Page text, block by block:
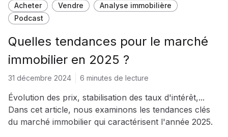
Acheter Vendre
Analyse immobilière
Podcast
Quelles tendances pour le marché
immobilier en 2025 ?
31 décembre 2024 6 minutes de lecture
Évolution des prix, stabilisation des taux d'intérêt,...
Dans cet article, nous examinons les tendances clés
du marché immobilier qui caractérisent l'année 2025.